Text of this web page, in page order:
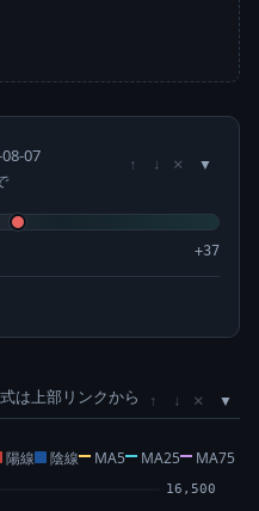
07 ↑ ↓ ×
+37
は上部リンクから ↑ ↓ ×
陽線 陰線 MA5 MA25 MA75
16,500